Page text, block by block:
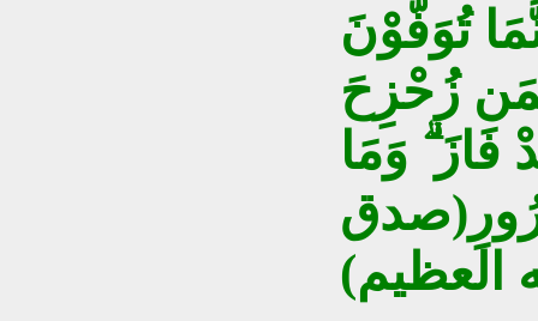
تُوَفَّوْنَ
زُحْزِحَ
فَازَ ۗ وَمَا
العظيم)